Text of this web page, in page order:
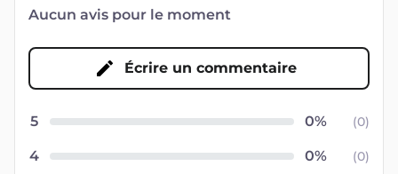
Aucun avis pour le moment
Écrire un commentaire
5 (0)
4 (0)